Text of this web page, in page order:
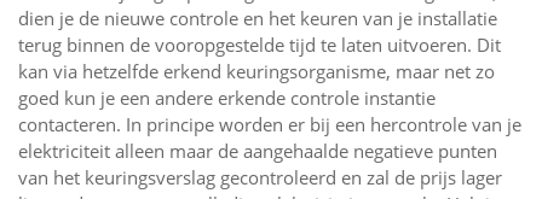
dien je de nieuwe controle en het keuren van je installatie
terug binnen de vooropgestelde tijd te laten uitvoeren. Dit
kan via hetzelfde erkend keuringsorganisme, maar net zo
goed kun je een andere erkende controle instantie
contacteren. In principe worden er bij een hercontrole van je
elektriciteit alleen maar de aangehaalde negatieve punten
van het keuringsverslag gecontroleerd en zal de prijs lager